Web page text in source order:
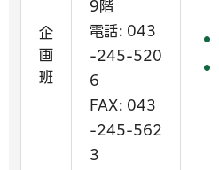
企
画
班
9階
電話: 043
-245-520
6
FAX: 043
-245-562
3